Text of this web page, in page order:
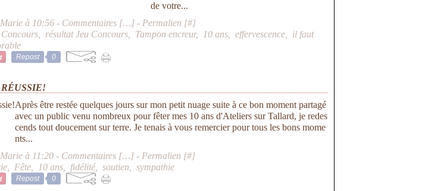
de votre...
à 10:56 - Commentaires […] - Permalien [#]
Concours résultat Jeu Concours Tampon encreur, 10 ans ,effervescence
il faut
Repost 0
Après être restée quelques jours sur mon petit nuage suite à ce bon moment partagé
avec un public venu nombreux pour fêter mes 10 ans d'Ateliers sur Tallard, je redes
cends tout doucement sur terre. Je tenais à vous remercier pour tous les bons mome
nts...
à 11:20 - Commentaires […] - Permalien [#]
Fête 10 ans fidélité,soutien ,sympathie
Repost 0